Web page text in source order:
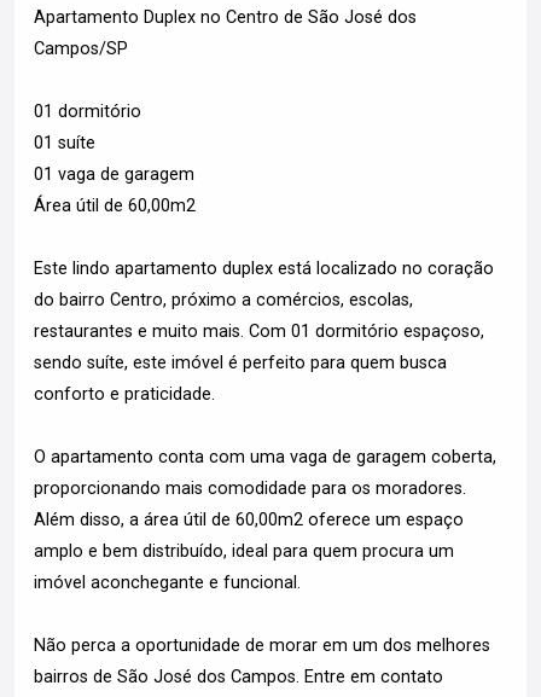
Apartamento Duplex no Centro de São José dos
Campos/SP
01 dormitório
01 suíte
01 vaga de garagem
Área útil de 60,00m2
Este lindo apartamento duplex está localizado no coração
do bairro Centro, próximo a comércios, escolas,
restaurantes e muito mais. Com 01 dormitório espaçoso,
sendo suíte, este imóvel é perfeito para quem busca
conforto e praticidade.
O apartamento conta com uma vaga de garagem coberta,
proporcionando mais comodidade para os moradores.
Além disso, a área útil de 60,00m2 oferece um espaço
amplo e bem distribuído, ideal para quem procura um
imóvel aconchegante e funcional.
Não perca a oportunidade de morar em um dos melhores
bairros de São José dos Campos. Entre em contato